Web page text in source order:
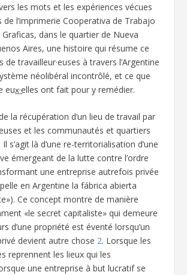
les mots et les expériences vécues
de l’imprimerie Cooperativa de Trabajo
dans le quartier de Nueva
Aires, une histoire qui résume ce
de travailleur·euses à travers l’Argentine
néolibéral incontrôlé, et ce que
eux͟·elles ont fait pour y remédier.
de la récupération d’un lieu de travail par
et les communautés et quartiers
s’agit là d’une re-territorialisation d’une
émergeant de la lutte contre l’ordre
une entreprise autrefois privée
en Argentine la fábrica abierta
Ce concept montre de manière
«le secret capitaliste» qui demeure
d’une propriété est éventé lorsqu’un
devient autre chose 2. Lorsque les
reprennent les lieux qui les
une entreprise à but lucratif se